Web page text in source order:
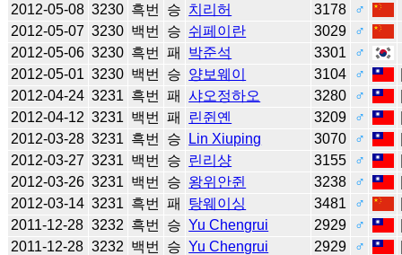
2012-05-08 3230 흑번 승 치리허 3178
♂
2012-05-07 3230 백번 승 쉬페이란 3029
♂
2012-05-06 3230 흑번 패 박준석 3301
♂
2012-05-01 3230 백번 승 양보웨이 3104 ♂
2012-04-24 3231 흑번 패 샤오정하오 3280 ♂
2012-04-12 3231 백번 패 린쥔옌 3209 ♂
2012-03-28 3231 흑번 승 Lin Xiuping 3070 ♂
2012-03-27 3231 백번 승 린리샹 3155 ♂
2012-03-26 3231 백번 승 왕위안쥔 3238 ♂
2012-03-14 3231 흑번 패 탕웨이싱 3481 ♂
2011-12-28 3232 흑번 승 Yu Chengrui 2929 ♂
2011-12-28 3232 백번 승 Yu Chengrui 2929 ♂